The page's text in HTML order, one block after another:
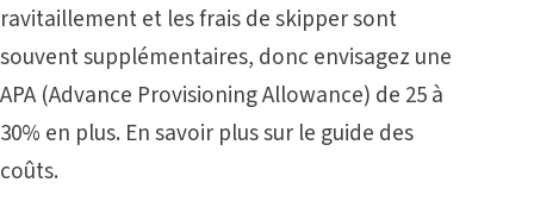
ravitaillement et les frais de skipper sont
souvent supplémentaires, donc envisagez une
APA (Advance Provisioning Allowance) de 25 à
30% en plus. En savoir plus sur le guide des
coûts.